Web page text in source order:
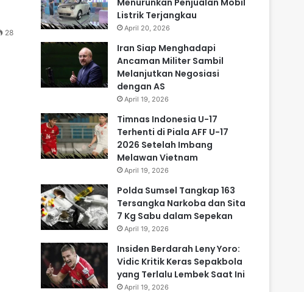
28
Listrik Terjangkau
April 20, 2026
Iran Siap Menghadapi
Ancaman Militer Sambil
Melanjutkan Negosiasi
dengan AS
April 19, 2026
Timnas Indonesia U-17
Terhenti di Piala AFF U-17
2026 Setelah Imbang
Melawan Vietnam
April 19, 2026
Polda Sumsel Tangkap 163
Tersangka Narkoba dan Sita
7 Kg Sabu dalam Sepekan
April 19, 2026
Insiden Berdarah Leny Yoro:
Vidic Kritik Keras Sepakbola
yang Terlalu Lembek Saat Ini
April 19, 2026